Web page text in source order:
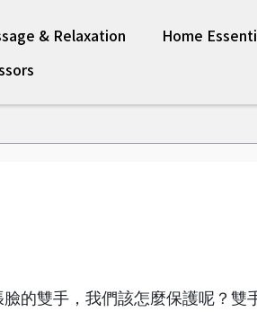
& Relaxation
Home
的雙手，我們該怎麼保護呢？雙